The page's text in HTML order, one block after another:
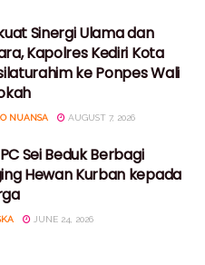
Sinergi Ulama dan
Kapolres Kediri Kota
ke Ponpes Wali
NUANSA AUGUST 7, 2026
Sei Beduk Berbagi
Hewan Kurban kepada
JUNE 24, 2026